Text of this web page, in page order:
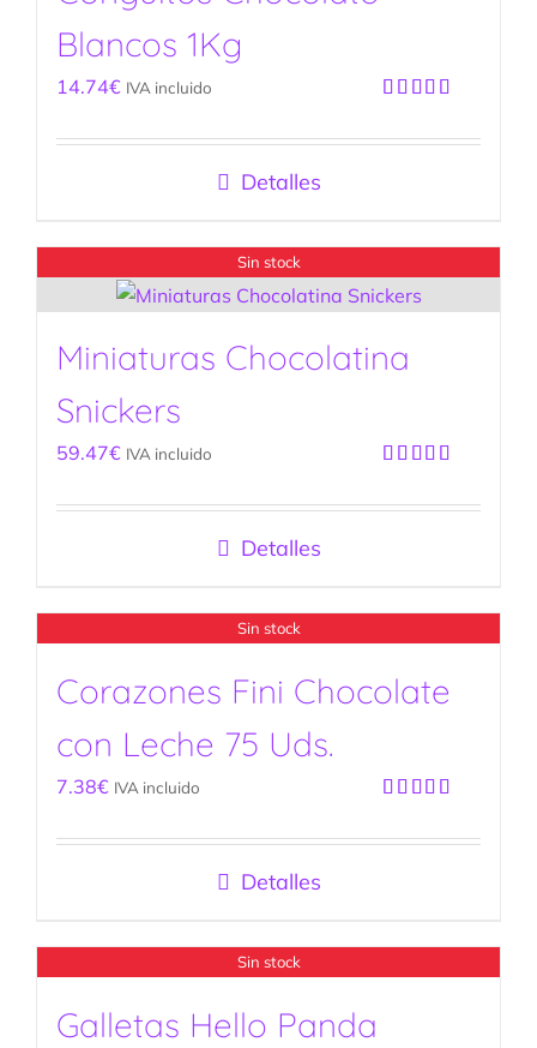
Blancos 1Kg
con5.00de
14.74€ IVA incluido
Detalles
Sin stock
Miniaturas Chocolatina
Snickers
con5.00de
59.47€ IVA incluido
Detalles
Sin stock
Corazones Fini Chocolate
con Leche 75 Uds.
con5.00de
7.38€ IVA incluido
Detalles
Sin stock
Galletas Hello Panda